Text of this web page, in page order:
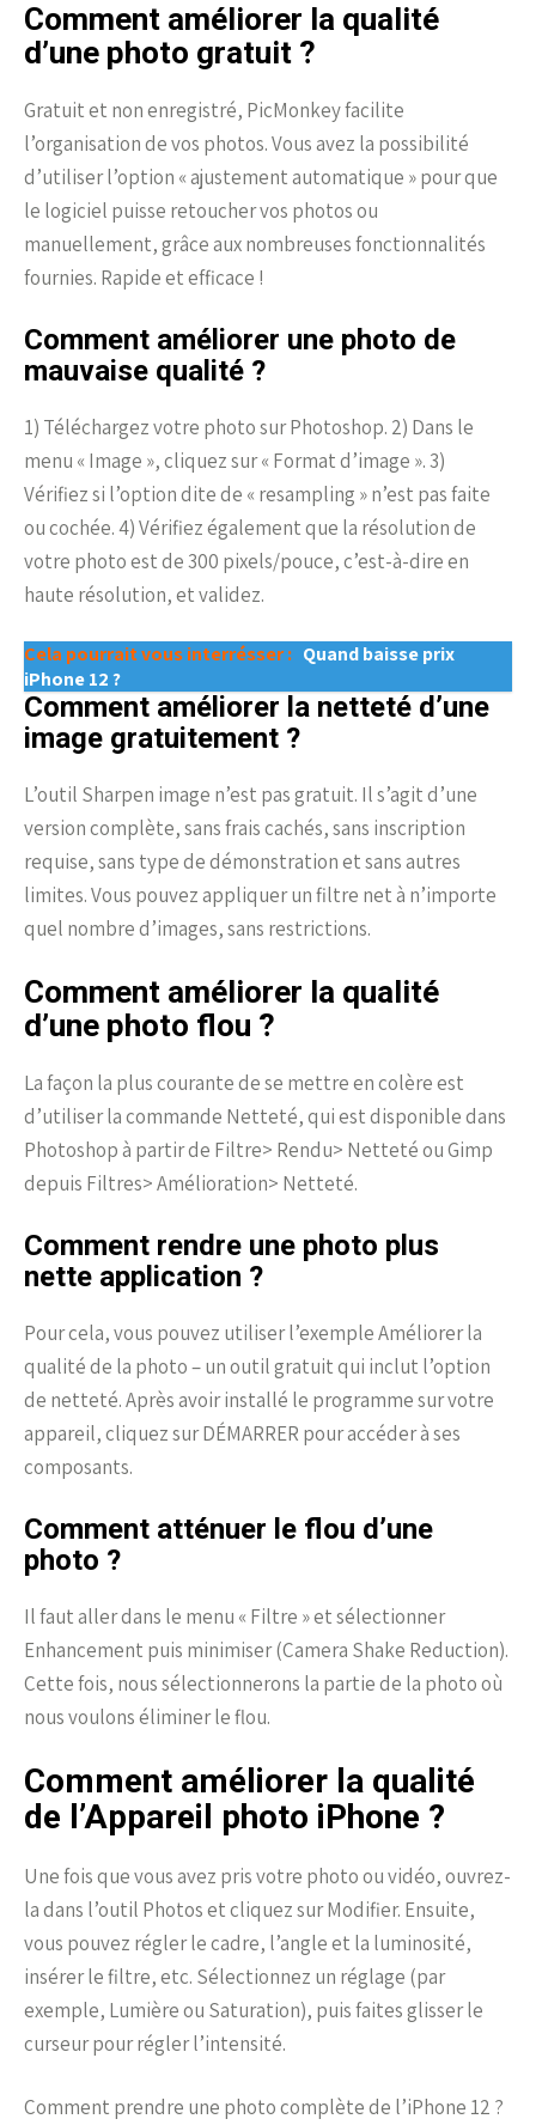
Comment améliorer la qualité
d’une photo gratuit ?
Gratuit et non enregistré, PicMonkey facilite
l’organisation de vos photos. Vous avez la possibilité
d’utiliser l’option « ajustement automatique » pour que
le logiciel puisse retoucher vos photos ou
manuellement, grâce aux nombreuses fonctionnalités
fournies. Rapide et efficace !
Comment améliorer une photo de
mauvaise qualité ?
1) Téléchargez votre photo sur Photoshop. 2) Dans le
menu « Image », cliquez sur « Format d’image ». 3)
Vérifiez si l’option dite de « resampling » n’est pas faite
ou cochée. 4) Vérifiez également que la résolution de
votre photo est de 300 pixels/pouce, c’est-à-dire en
haute résolution, et validez.
Cela pourrait vous interrésser : Quand baisse prix
iPhone 12 ?
Comment améliorer la netteté d’une
image gratuitement ?
L’outil Sharpen image n’est pas gratuit. Il s’agit d’une
version complète, sans frais cachés, sans inscription
requise, sans type de démonstration et sans autres
limites. Vous pouvez appliquer un filtre net à n’importe
quel nombre d’images, sans restrictions.
Comment améliorer la qualité
d’une photo flou ?
La façon la plus courante de se mettre en colère est
d’utiliser la commande Netteté, qui est disponible dans
Photoshop à partir de Filtre> Rendu> Netteté ou Gimp
depuis Filtres> Amélioration> Netteté.
Comment rendre une photo plus
nette application ?
Pour cela, vous pouvez utiliser l’exemple Améliorer la
qualité de la photo – un outil gratuit qui inclut l’option
de netteté. Après avoir installé le programme sur votre
appareil, cliquez sur DÉMARRER pour accéder à ses
composants.
Comment atténuer le flou d’une
photo ?
Il faut aller dans le menu « Filtre » et sélectionner
Enhancement puis minimiser (Camera Shake Reduction).
Cette fois, nous sélectionnerons la partie de la photo où
nous voulons éliminer le flou.
Comment améliorer la qualité
de l’Appareil photo iPhone ?
Une fois que vous avez pris votre photo ou vidéo, ouvrez-
la dans l’outil Photos et cliquez sur Modifier. Ensuite,
vous pouvez régler le cadre, l’angle et la luminosité,
insérer le filtre, etc. Sélectionnez un réglage (par
exemple, Lumière ou Saturation), puis faites glisser le
curseur pour régler l’intensité.
Comment prendre une photo complète de l’iPhone 12 ?